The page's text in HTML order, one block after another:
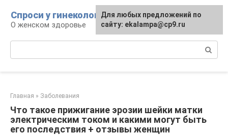
контенту
Спроси у гинеколога
О женском здоровье
Главная » Заболевания
Что такое прижигание эрозии шейки матки
электрическим током и какими могут быть
его последствия + отзывы женщин
Для любых предложений по
сайту: ekalampa@cp9.ru